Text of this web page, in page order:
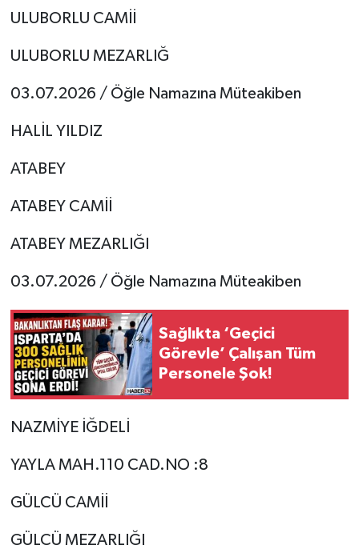
ULUBORLU CAMİİ
ULUBORLU MEZARLIĞ
03.07.2026 / Öğle Namazına Müteakiben
HALİL YILDIZ
ATABEY
ATABEY CAMİİ
ATABEY MEZARLIĞI
03.07.2026 / Öğle Namazına Müteakiben
Sağlıkta ‘Geçici
Görevle’ Çalışan Tüm
Personele Şok!
NAZMİYE İĞDELİ
YAYLA MAH.110 CAD.NO :8
GÜLCÜ CAMİİ
GÜLCÜ MEZARLIĞI
SAĞLIK
Spor
Tarihi Yapılarımız
Teknoloji